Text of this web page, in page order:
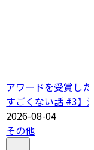
アワードを受賞し
すごくない話 #3】
2026-08-04
その他